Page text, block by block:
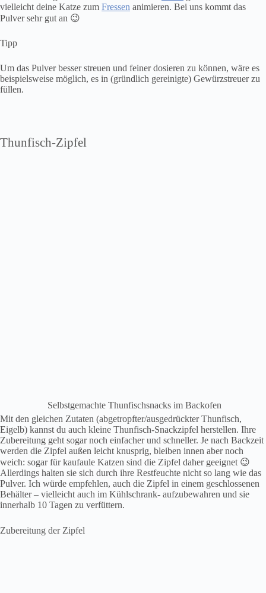
vielleicht deine Katze zum Fressen animieren. Bei uns kommt das
Pulver sehr gut an 😉
Tipp
Um das Pulver besser streuen und feiner dosieren zu können, wäre es
beispielsweise möglich, es in (gründlich gereinigte) Gewürzstreuer zu
füllen.
Thunfisch-Zipfel
Selbstgemachte Thunfischsnacks im Backofen
Mit den gleichen Zutaten (abgetropfter/ausgedrückter Thunfisch,
Eigelb) kannst du auch kleine Thunfisch-Snackzipfel herstellen. Ihre
Zubereitung geht sogar noch einfacher und schneller. Je nach Backzeit
werden die Zipfel außen leicht knusprig, bleiben innen aber noch
weich: sogar für kaufaule Katzen sind die Zipfel daher geeignet 😉
Allerdings halten sie sich durch ihre Restfeuchte nicht so lang wie das
Pulver. Ich würde empfehlen, auch die Zipfel in einem geschlossenen
Behälter – vielleicht auch im Kühlschrank- aufzubewahren und sie
innerhalb 10 Tagen zu verfüttern.
Zubereitung der Zipfel